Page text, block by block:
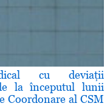
cu deviaţii
la începutul lunii
Coordonare al CSM